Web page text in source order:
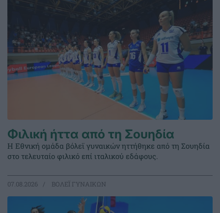
Φιλική ήττα από τη Σουηδία
Η Εθνική ομάδα βόλεϊ γυναικών ηττήθηκε από τη Σουηδία
στο τελευταίο φιλικό επί ιταλικού εδάφους.
07.08.2026 ΒΟΛΕΪ ΓΥΝΑΙΚΩΝ